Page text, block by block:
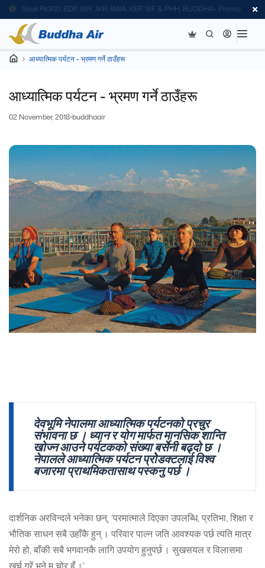
Save Rs300; BDP, BIR, JKR, BWA, KEP, SIF & PHH. BUDDHA- Promo
Code
आध्यात्मिक पर्यटन - भ्रमण गर्ने ठाउँहरू
आध्यात्मिक पर्यटन - भ्रमण गर्ने ठाउँहरू
02 November, 2018 buddhaair
देवभूमि नेपालमा आध्यात्मिक पर्यटनको प्रचुर
संभावना छ । ध्यान र योग मार्फत मानसिक शान्ति
खोज्न आउने पर्यटकको संख्या बर्सेनी बढ्दो छ ।
नेपालले आध्यात्मिक पर्यटन प्रोेडक्टलाई विश्व
बजारमा प्राथमिकतासाथ पस्कनु पर्छ ।
दार्शनिक अरविन्दले भनेका छन्, ‘परमात्माले दिएका उपलब्धि, प्रतिभा, शिक्षा र
भौतिक साधन सबै उहाँकै हुन् । परिवार पाल्न जति आवश्यक पर्छ त्यति मात्र
मेरो हो, बाँकी सबै भगवानकै लागि उपयोग हुनुपर्छ । सुखसयल र विलासमा